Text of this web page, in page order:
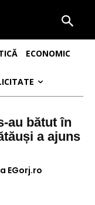
ECONOMIC
au bătut în
a ajuns
EGorj.ro